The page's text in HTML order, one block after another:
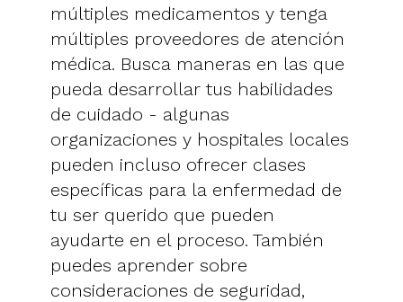
múltiples medicamentos y tenga
múltiples proveedores de atención
médica. Busca maneras en las que
pueda desarrollar tus habilidades
de cuidado - algunas
organizaciones y hospitales locales
pueden incluso ofrecer clases
específicas para la enfermedad de
tu ser querido que pueden
ayudarte en el proceso. También
puedes aprender sobre
consideraciones de seguridad,